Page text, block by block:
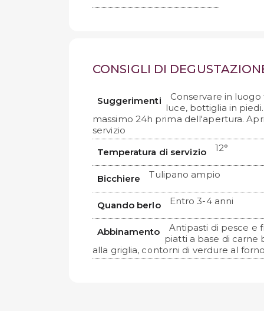
CONSIGLI DI
Suggerimenti
Conservare in
luce, bottiglia in
massimo 24h prima dell'apertura.
servizio
Temperatura di servizio
12°
Bicchiere Tulipano ampio
Quando berlo Entro 3-4 anni
Abbinamento
Antipasti di pesce e
piatti a base di carne
alla griglia, contorni di verdure al